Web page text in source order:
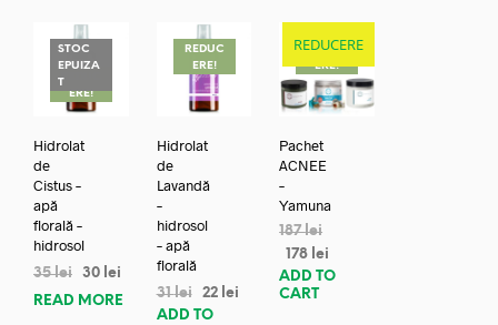
STOC
EPUIZA
TREDUC
ERE!
Hidrolat
de
Cistus –
apă
florală –
hidrosol
35lei 30 lei
READ MORE
REDUC
ERE!
Hidrolat
de
Lavandă
–
hidrosol
– apă
florală
31lei 22 lei
ADD TO
REDUCERE
REDUC
ERE!
Pachet
ACNEE
–
Yamuna
187lei
178 lei
ADD TO
CART